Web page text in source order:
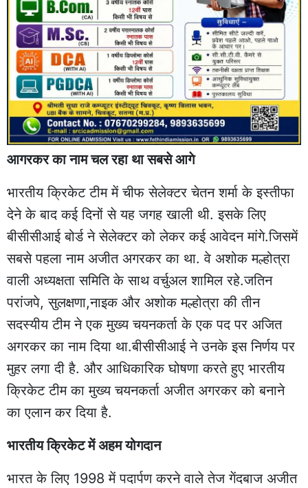
आगरकर का नाम चल रहा था सबसे आगे
भारतीय क्रिकेट टीम में चीफ सेलेक्टर चेतन शर्मा के इस्तीफा
देने के बाद कई दिनों से यह जगह खाली थी. इसके लिए
बीसीसीआई बोर्ड ने सेलेक्टर को लेकर कई आवेदन मांगे.जिसमें
सबसे पहला नाम अजीत अगरकर का था. वे अशोक मल्होत्रा
वाली अध्यक्षता समिति के साथ वर्चुअल शामिल रहे.जतिन
परांजपे, सुलक्षणा,नाइक और अशोक मल्होत्रा की तीन
सदस्यीय टीम ने एक मुख्य चयनकर्ता के एक पद पर अजित
अगरकर का नाम दिया था.बीसीसीआई ने उनके इस निर्णय पर
मुहर लगा दी है. और आधिकारिक घोषणा करते हुए भारतीय
क्रिकेट टीम का मुख्य चयनकर्ता अजीत अगरकर को बनाने
का एलान कर दिया है.
भारतीय क्रिकेट में अहम योगदान
भारत के लिए 1998 में पदार्पण करने वाले तेज गेंदबाज अजीत